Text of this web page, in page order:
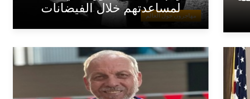
مهاجرون حول العالم
لمساعدتهم خلال الفيضانات